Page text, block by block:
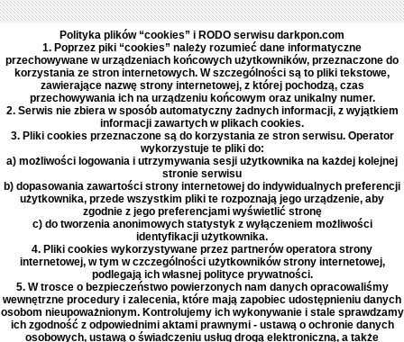
Polityka plików “cookies” i RODO serwisu darkpon.com
1. Poprzez piki “cookies” należy rozumieć dane informatyczne
przechowywane w urządzeniach końcowych użytkowników, przeznaczone do
korzystania ze stron internetowych. W szczególności są to pliki tekstowe,
zawierające nazwę strony internetowej, z której pochodzą, czas
przechowywania ich na urządzeniu końcowym oraz unikalny numer.
2. Serwis nie zbiera w sposób automatyczny żadnych informacji, z wyjątkiem
informacji zawartych w plikach cookies.
3. Pliki cookies przeznaczone są do korzystania ze stron serwisu. Operator
wykorzystuje te pliki do:
a) możliwości logowania i utrzymywania sesji użytkownika na każdej kolejnej
stronie serwisu
b) dopasowania zawartości strony internetowej do indywidualnych preferencji
użytkownika, przede wszystkim pliki te rozpoznają jego urządzenie, aby
zgodnie z jego preferencjami wyświetlić stronę
c) do tworzenia anonimowych statystyk z wyłączeniem możliwości
identyfikacji użytkownika.
4. Pliki cookies wykorzystywane przez partnerów operatora strony
internetowej, w tym w czczególności użytkowników strony internetowej,
podlegają ich własnej polityce prywatności.
5. W trosce o bezpieczeństwo powierzonych nam danych opracowaliśmy
wewnętrzne procedury i zalecenia, które mają zapobiec udostępnieniu danych
osobom nieupoważnionym. Kontrolujemy ich wykonywanie i stale sprawdzamy
ich zgodność z odpowiednimi aktami prawnymi - ustawą o ochronie danych
osobowych, ustawą o świadczeniu usług drogą elektroniczną, a także